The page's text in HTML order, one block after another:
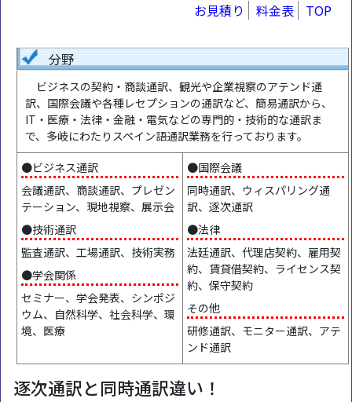
お見積り 料金表 TOP
分野
ビジネスの契約・商談通訳、観光や企業視察のアテンド通
訳、国際会議や各種レセプションの通訳など、簡易通訳から、
IT・医療・法律・金融・電気などの専門的・技術的な通訳ま
で、多岐にわたりスペイン語通訳業務を行っております。
●ビジネス通訳
会議通訳、商談通訳、プレゼン
テーション、現地視察、展示会
●技術通訳
監査通訳、工場通訳、技術実務
●学会関係
セミナー、学会発表、シンポジ
ウム、自然科学、社会科学、環
境、医療
●国際会議
同時通訳、ウィスパリング通
訳、逐次通訳
●法律
法廷通訳、代理店契約、雇用契
約、賃貸借契約、ライセンス契
約、保守契約
その他
研修通訳、モニター通訳、アテ
ンド通訳
逐次通訳と同時通訳違い！